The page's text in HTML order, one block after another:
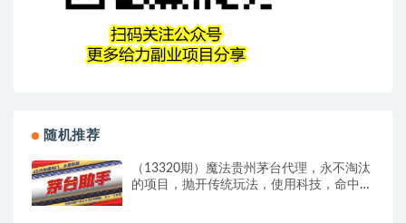
随机推荐
（13320期）魔法贵州茅台代理，永不淘汰
的项目，抛开传统玩法，使用科技，命中率